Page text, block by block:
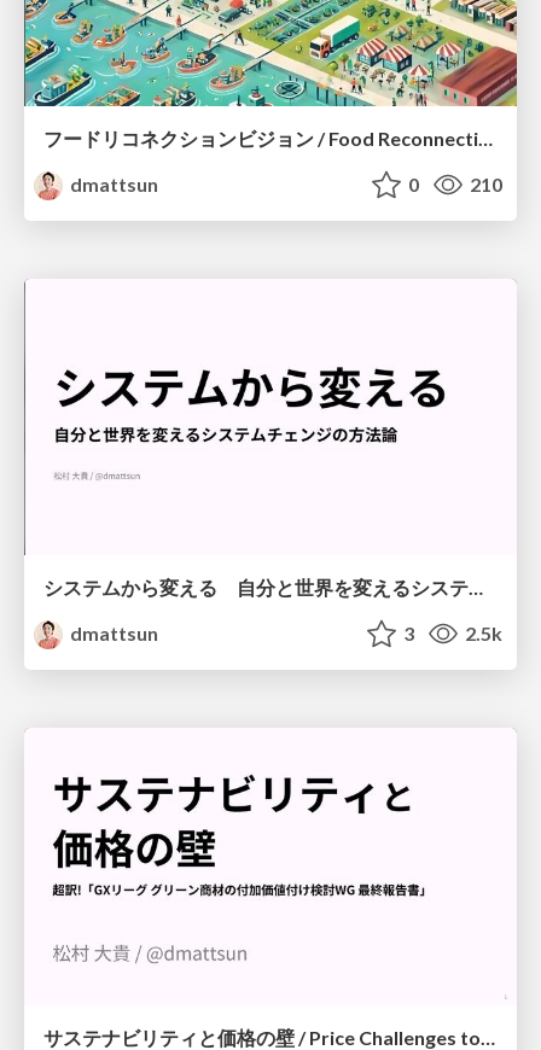
フードリコネクションビジョン / Food Reconnection Vision v01
dmattsun
0 210
システムから変える 自分と世界を変えるシステムチェンジの方法論 / Systems Change Approaches
dmattsun
3 2.5k
サステナビリティと価格の壁 / Price Challenges to Sustainability